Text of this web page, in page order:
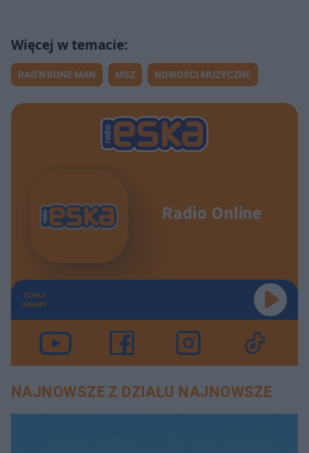
RAG'N'BONE MAN MSZ NOWOŚCI MUZYCZNE
Radio Online
TERAZ
GRAMY
NAJNOWSZE Z DZIAŁU NAJNOWSZE